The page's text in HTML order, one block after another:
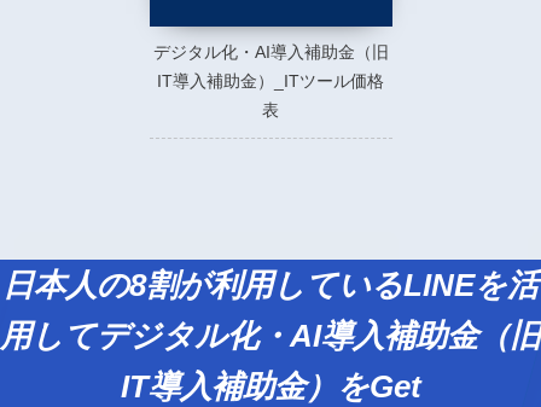
デジタル化・AI導入補助金（旧
IT導入補助金）_ITツール価格
表
日本人の8割が利用しているLINEを活
用してデジタル化・AI導入補助金（旧
IT導入補助金）をGet